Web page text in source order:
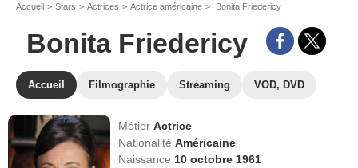
Accueil Stars Actrices Actrice américaine Bonita Friedericy
Bonita Friedericy
Accueil Filmographie Streaming VOD, DVD
MétierActrice
NationalitéAméricaine
Naissance 10 octobre 1961